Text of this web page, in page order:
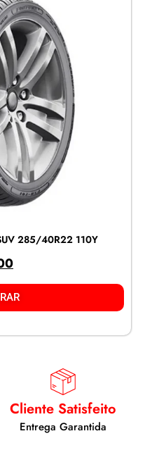
285/40R22 110Y
Cliente Satisfeito
Entrega Garantida